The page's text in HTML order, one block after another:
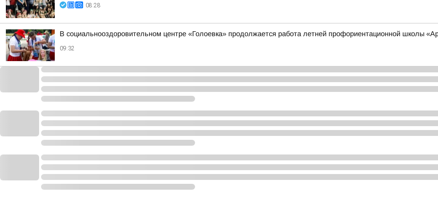
08:28
В социальнооздоровительном центре «Голоевка» продолжается работа летней профориентационной школы
09:32